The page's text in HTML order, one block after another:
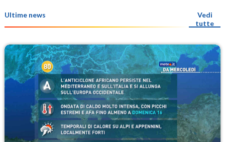
Ultime news
Vedi
tutte